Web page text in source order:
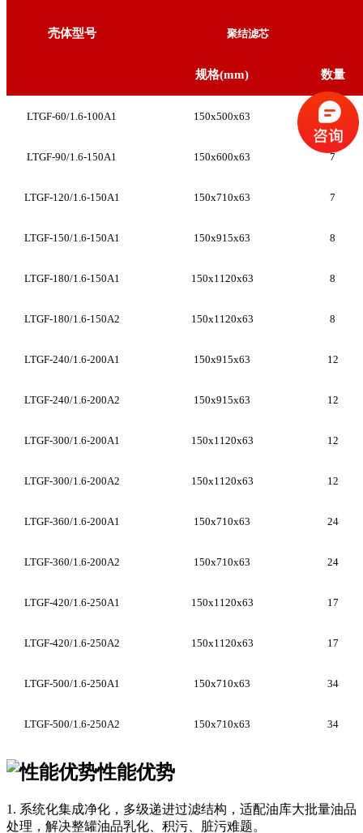
壳体型号 聚结滤芯
规格(mm) 数量
LTGF-60/1.6-100A1 150x500x63 5
LTGF-90/1.6-150A1 150x600x63 7
LTGF-120/1.6-150A1 150x710x63 7
LTGF-150/1.6-150A1 150x915x63 8
LTGF-180/1.6-150A1 150x1120x63 8
LTGF-180/1.6-150A2 150x1120x63 8
LTGF-240/1.6-200A1 150x915x63 12
LTGF-240/1.6-200A2 150x915x63 12
LTGF-300/1.6-200A1 150x1120x63 12
LTGF-300/1.6-200A2 150x1120x63 12
LTGF-360/1.6-200A1 150x710x63 24
LTGF-360/1.6-200A2 150x710x63 24
LTGF-420/1.6-250A1 150x1120x63 17
LTGF-420/1.6-250A2 150x1120x63 17
LTGF-500/1.6-250A1 150x710x63 34
LTGF-500/1.6-250A2 150x710x63 34
性能优势
1. 系统化集成净化，多级递进过滤结构，适配油库大批量油品
处理，解决整罐油品乳化、积污、脏污难题。